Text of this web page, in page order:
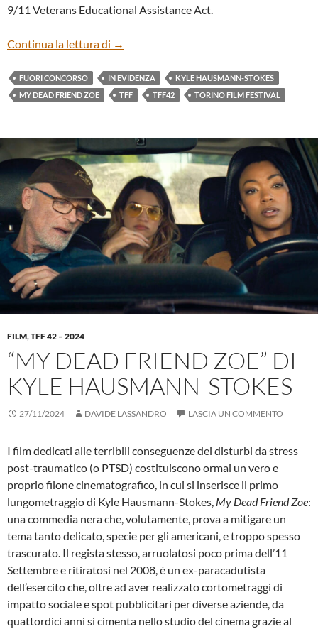
9/11 Veterans Educational Assistance Act.
Continua la lettura di “MY DEAD FRIEND ZOE” BY KYLE
→
FUORI CONCORSO IN EVIDENZA
KYLE HAUSMANN-STOKES
MY DEAD FRIEND ZOE
TFF TFF42 TORINO FILM FESTIVAL
FILM,TFF 42 – 2024
“MY DEAD FRIEND ZOE” DI
KYLE HAUSMANN-STOKES
27/11/2024 DAVIDE LASSANDRO LASCIA UN COMMENTO
I film dedicati alle terribili conseguenze dei disturbi da stress
post-traumatico (o PTSD) costituiscono ormai un vero e
proprio filone cinematografico, in cui si inserisce il primo
lungometraggio di Kyle Hausmann-Stokes, My Dead Friend Zoe:
una commedia nera che, volutamente, prova a mitigare un
tema tanto delicato, specie per gli americani, e troppo spesso
trascurato. Il regista stesso, arruolatosi poco prima dell’11
Settembre e ritiratosi nel 2008, è un ex-paracadutista
dell’esercito che, oltre ad aver realizzato cortometraggi di
impatto sociale e spot pubblicitari per diverse aziende, da
quattordici anni si cimenta nello studio del cinema grazie al